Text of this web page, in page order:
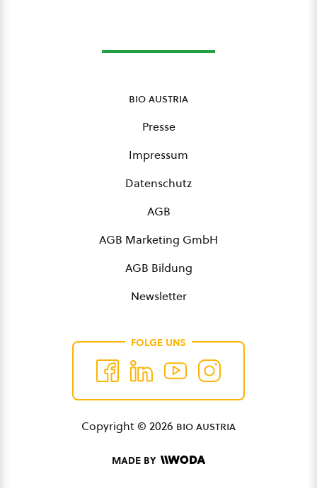
bio austria
Presse
Impressum
Datenschutz
AGB
AGB Marketing GmbH
AGB Bildung
Newsletter
FOLGE UNS
Copyright © 2026 bio austria
MADE BY